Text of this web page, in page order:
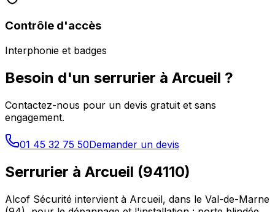
Contrôle d'accès
Interphonie et badges
Besoin d'un serrurier à Arcueil ?
Contactez-nous pour un devis gratuit et sans
engagement.
01 45 32 75 50Demander un devis
Serrurier à Arcueil (94110)
Alcof Sécurité intervient à Arcueil, dans le Val-de-Marne